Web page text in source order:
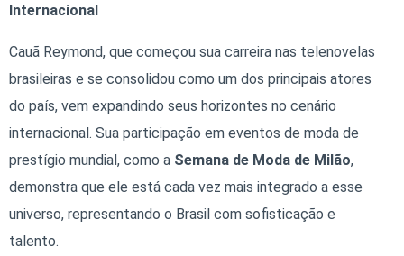
Internacional
Cauã Reymond, que começou sua carreira nas telenovelas
brasileiras e se consolidou como um dos principais atores
do país, vem expandindo seus horizontes no cenário
internacional. Sua participação em eventos de moda de
prestígio mundial, como a Semana de Moda de Milão,
demonstra que ele está cada vez mais integrado a esse
universo, representando o Brasil com sofisticação e
talento.